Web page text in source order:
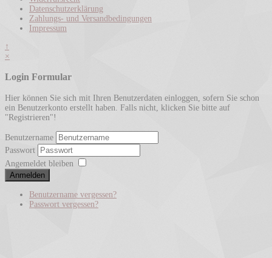
Datenschutzerklärung
Zahlungs- und Versandbedingungen
Impressum
↑
×
Login Formular
Hier können Sie sich mit Ihren Benutzerdaten einloggen, sofern Sie schon
ein Benutzerkonto erstellt haben. Falls nicht, klicken Sie bitte auf
"Registrieren"!
Benutzername
Passwort
Angemeldet bleiben
Anmelden
Benutzername vergessen?
Passwort vergessen?